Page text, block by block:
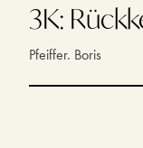
3K:
Pfeiffer. Boris